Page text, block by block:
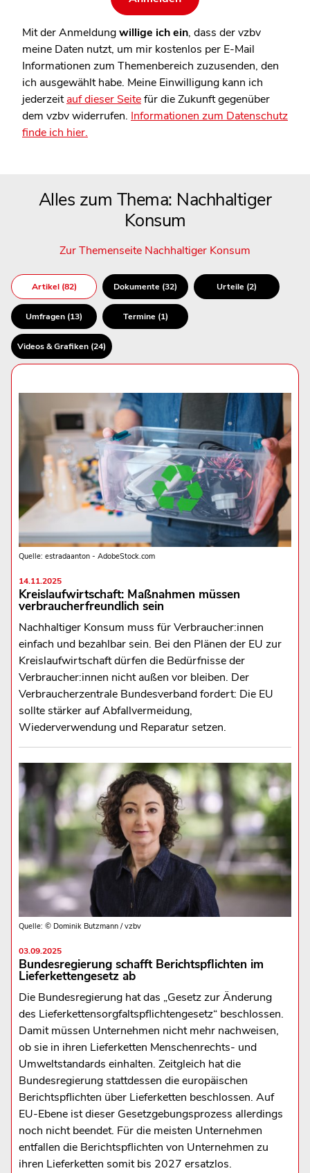
Mit der Anmeldungwillige ich ein, dass der vzbv
meine Daten nutzt, um mir kostenlos per E-Mail
Informationen zum Themenbereich zuzusenden, den
ich ausgewählt habe. Meine Einwilligung kann ich
jederzeitauf dieser Seitefür die Zukunft gegenüber
dem vzbv widerrufen. Informationen zum Datenschutz
finde ich hier.
Alles zum Thema: Nachhaltiger
Konsum
Zur Themenseite Nachhaltiger Konsum
Artikel (82) Dokumente (32) Urteile (2)
Umfragen (13) Termine (1)
Videos & Grafiken (24)
Quelle: estradaanton - AdobeStock.com
14.11.2025
Kreislaufwirtschaft: Maßnahmen müssen
verbraucherfreundlich sein
Nachhaltiger Konsum muss für Verbraucher:innen
einfach und bezahlbar sein. Bei den Plänen der EU zur
Kreislaufwirtschaft dürfen die Bedürfnisse der
Verbraucher:innen nicht außen vor bleiben. Der
Verbraucherzentrale Bundesverband fordert: Die EU
sollte stärker auf Abfallvermeidung,
Wiederverwendung und Reparatur setzen.
Quelle: © Dominik Butzmann / vzbv
03.09.2025
Bundesregierung schafft Berichtspflichten im
Lieferkettengesetz ab
Die Bundesregierung hat das „Gesetz zur Änderung
des Lieferkettensorgfaltspflichtengesetz“ beschlossen.
Damit müssen Unternehmen nicht mehr nachweisen,
ob sie in ihren Lieferketten Menschenrechts- und
Umweltstandards einhalten. Zeitgleich hat die
Bundesregierung stattdessen die europäischen
Berichtspflichten über Lieferketten beschlossen. Auf
EU-Ebene ist dieser Gesetzgebungsprozess allerdings
noch nicht beendet. Für die meisten Unternehmen
entfallen die Berichtspflichten von Unternehmen zu
ihren Lieferketten somit bis 2027 ersatzlos.